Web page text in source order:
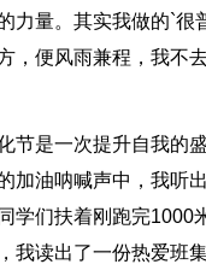
力量。其实我做的`
，便风雨兼程，我不
节是一次提升自我的
加油呐喊声中，我听
学们扶着刚跑完1000
我读出了一份热爱班